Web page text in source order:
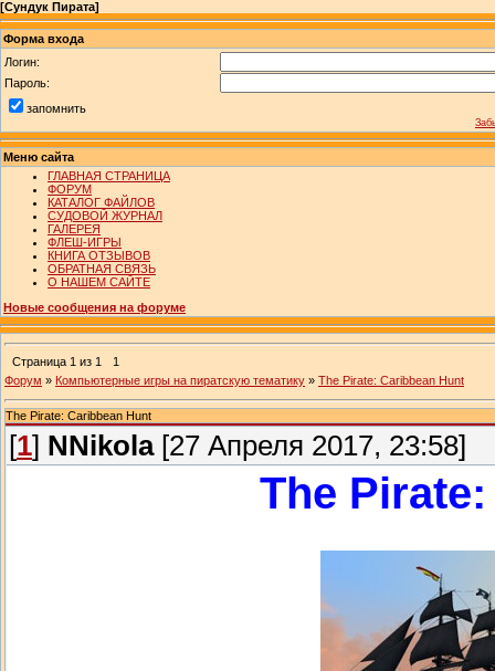
[Сундук Пирата]
Форма входа
Логин:
Пароль:
запомнить
Меню сайта
ГЛАВНАЯ СТРАНИЦА
ФОРУМ
КАТАЛОГ ФАЙЛОВ
СУДОВОЙ ЖУРНАЛ
ГАЛЕРЕЯ
ФЛЕШ-ИГРЫ
КНИГА ОТЗЫВОВ
ОБРАТНАЯ СВЯЗЬ
О НАШЕМ САЙТЕ
Новые сообщения на форуме
Страница 1 из 1
1
Форум » Компьютерные игры на пиратскую тематику » The Pirate: Caribbean Hunt
The Pirate: Caribbean Hunt
[1] NNikola[27 Апреля 2017, 23:58]
The